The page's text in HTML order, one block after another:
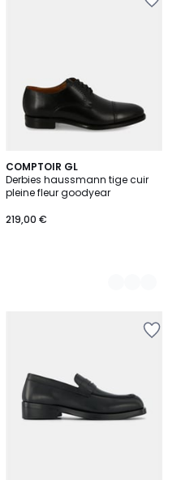
COMPTOIR GL
Derbies haussmann tige cuir
pleine fleur goodyear
219,00 €
2
Couleurs